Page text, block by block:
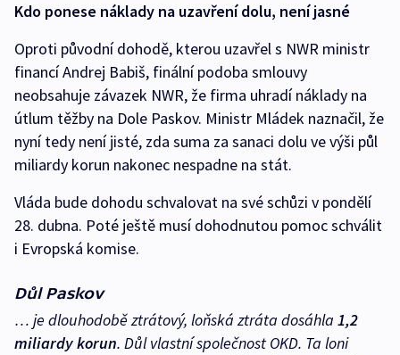
Kdo ponese náklady na uzavření dolu, není jasné
Oproti původní dohodě, kterou uzavřel s NWR ministr
financí Andrej Babiš, finální podoba smlouvy
neobsahuje závazek NWR, že firma uhradí náklady na
útlum těžby na Dole Paskov. Ministr Mládek naznačil, že
nyní tedy není jisté, zda suma za sanaci dolu ve výši půl
miliardy korun nakonec nespadne na stát.
Vláda bude dohodu schvalovat na své schůzi v pondělí
28. dubna. Poté ještě musí dohodnutou pomoc schválit
i Evropská komise.
Důl Paskov
… je dlouhodobě ztrátový, loňská ztráta dosáhla 1,2
miliardy korun. Důl vlastní společnost OKD. Ta loni